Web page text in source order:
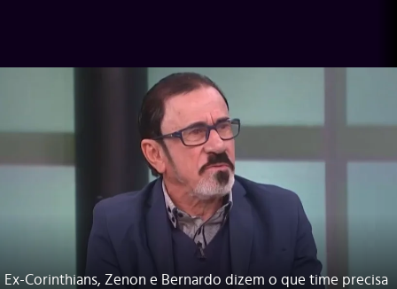
Ex-Corinthians, Zenon e Bernardo dizem o que time precisa